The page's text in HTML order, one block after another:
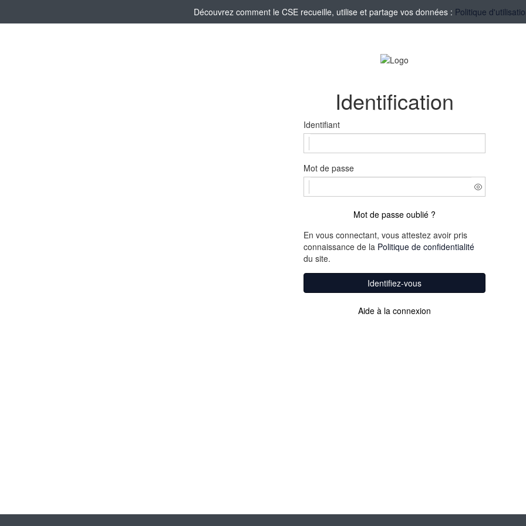
Découvrez comment le CSE recueille, utilise et partage vos données : Politique
Identification
Identifiant
Mot de passe
Mot de passe oublié ?
En vous connectant, vous attestez avoir pris
connaissance de la Politique de confidentialité
du site.
Identifiez-vous
Aide à la connexion